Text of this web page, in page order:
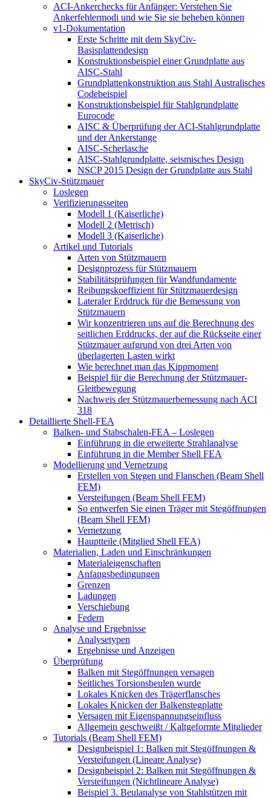
ACI-Ankerchecks für Anfänger: Verstehen Sie
Ankerfehlermodi und wie Sie sie beheben können
v1-Dokumentation
Erste Schritte mit dem SkyCiv-
Basisplattendesign
Konstruktionsbeispiel einer Grundplatte aus
AISC-Stahl
Grundplattenkonstruktion aus Stahl Australisches
Codebeispiel
Konstruktionsbeispiel für Stahlgrundplatte
Eurocode
AISC & Überprüfung der ACI-Stahlgrundplatte
und der Ankerstange
AISC-Scherlasche
AISC-Stahlgrundplatte, seismisches Design
NSCP 2015 Design der Grundplatte aus Stahl
SkyCiv-Stützmauer
Loslegen
Verifizierungsseiten
Modell 1 (Kaiserliche)
Modell 2 (Metrisch)
Modell 3 (Kaiserliche)
Artikel und Tutorials
Arten von Stützmauern
Designprozess für Stützmauern
Stabilitätsprüfungen für Wandfundamente
Reibungskoeffizient für Stützmauerdesign
Lateraler Erddruck für die Bemessung von
Stützmauern
Wir konzentrieren uns auf die Berechnung des
seitlichen Erddrucks, der auf die Rückseite einer
Stützmauer aufgrund von drei Arten von
überlagerten Lasten wirkt
Wie berechnet man das Kippmoment
Beispiel für die Berechnung der Stützmauer-
Gleitbewegung
Nachweis der Stützmauerbemessung nach ACI
318
Detaillierte Shell-FEA
Balken- und Stabschalen-FEA – Loslegen
Einführung in die erweiterte Strahlanalyse
Einführung in die Member Shell FEA
Modellierung und Vernetzung
Erstellen von Stegen und Flanschen (Beam Shell
FEM)
Versteifungen (Beam Shell FEM)
So entwerfen Sie einen Träger mit Stegöffnungen
(Beam Shell FEM)
Vernetzung
Hauptteile (Mitglied Shell FEA)
Materialien, Laden und Einschränkungen
Materialeigenschaften
Anfangsbedingungen
Grenzen
Ladungen
Verschiebung
Federn
Analyse und Ergebnisse
Analysetypen
Ergebnisse und Anzeigen
Überprüfung
Balken mit Stegöffnungen versagen
Seitliches Torsionsbeulen wurde
Lokales Knicken des Trägerflansches
Lokales Knicken der Balkenstegplatte
Versagen mit Eigenspannungseinfluss
Allgemein geschweißt / Kaltgeformte Mitglieder
Tutorials (Beam Shell FEM)
Designbeispiel 1: Balken mit Stegöffnungen &
Versteifungen (Lineare Analyse)
Designbeispiel 2: Balken mit Stegöffnungen &
Versteifungen (Nichtlineare Analyse)
Beispiel 3. Beulanalyse von Stahlstützen mit